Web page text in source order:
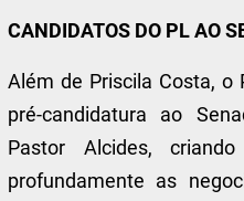
CANDIDATOS DO PL AO
Além de Priscila Costa,
pré-candidatura ao
Pastor Alcides,
profundamente as